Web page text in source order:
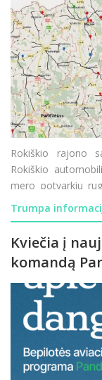
Rokiškio rajono
Rokiškio
mero potvarkiu
rajono vietinės
Trumpa
Kviečia į
komandą